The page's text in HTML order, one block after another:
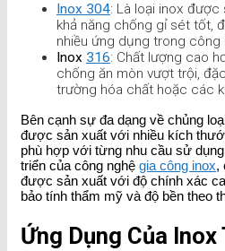
Inox 304: Là loại inox
khả năng chống gỉ sét tốt,
nhiều ứng dụng trong công
Inox 316: Chất lượng cao
chống ăn mòn vượt trội,
trường hóa chất hoặc các
Bên cạnh sự đa dạng về chủng
được sản xuất với nhiều kích
phù hợp với từng nhu cầu sử
triển của công nghệ gia công inox,
được sản xuất với độ chính xác
bảo tính thẩm mỹ và độ bền theo
Ứng Dụng Của